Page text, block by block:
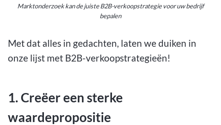
Marktonderzoek kan de juiste B2B-verkoopstrategie voor uw bedrijf
bepalen
Met dat alles in gedachten, laten we duiken in
onze lijst met B2B-verkoopstrategieën!
1. Creëer een sterke
waardepropositie